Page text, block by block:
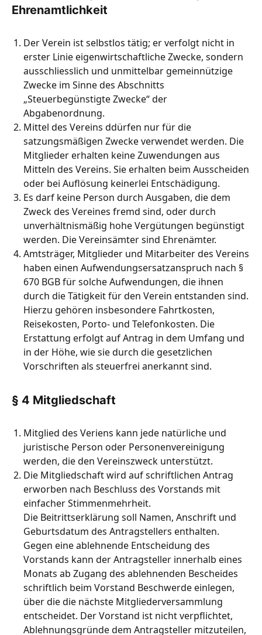
Ehrenamtlichkeit
Der Verein ist selbstlos tätig; er verfolgt nicht in
erster Linie eigenwirtschaftliche Zwecke, sondern
ausschliesslich und unmittelbar gemeinnützige
Zwecke im Sinne des Abschnitts
„Steuerbegünstigte Zwecke“ der
Abgabenordnung.
Mittel des Vereins ddürfen nur für die
satzungsmäßigen Zwecke verwendet werden. Die
Mitglieder erhalten keine Zuwendungen aus
Mitteln des Vereins. Sie erhalten beim Ausscheiden
oder bei Auflösung keinerlei Entschädigung.
Es darf keine Person durch Ausgaben, die dem
Zweck des Vereines fremd sind, oder durch
unverhältnismäßig hohe Vergütungen begünstigt
werden. Die Vereinsämter sind Ehrenämter.
Amtsträger, Mitglieder und Mitarbeiter des Vereins
haben einen Aufwendungsersatzanspruch nach §
670 BGB für solche Aufwendungen, die ihnen
durch die Tätigkeit für den Verein entstanden sind.
Hierzu gehören insbesondere Fahrtkosten,
Reisekosten, Porto- und Telefonkosten. Die
Erstattung erfolgt auf Antrag in dem Umfang und
in der Höhe, wie sie durch die gesetzlichen
Vorschriften als steuerfrei anerkannt sind.
§ 4 Mitgliedschaft
Mitglied des Veriens kann jede natürliche und
juristische Person oder Personenvereinigung
werden, die den Vereinszweck unterstützt.
Die Mitgliedschaft wird auf schriftlichen Antrag
erworben nach Beschluss des Vorstands mit
einfacher Stimmenmehrheit.
Die Beitrittserklärung soll Namen, Anschrift und
Geburtsdatum des Antragstellers enthalten.
Gegen eine ablehnende Entscheidung des
Vorstands kann der Antragsteller innerhalb eines
Monats ab Zugang des ablehnenden Bescheides
schriftlich beim Vorstand Beschwerde einlegen,
über die die nächste Mitgliederversammlung
entscheidet. Der Vorstand ist nicht verpflichtet,
Ablehnungsgründe dem Antragsteller mitzuteilen,